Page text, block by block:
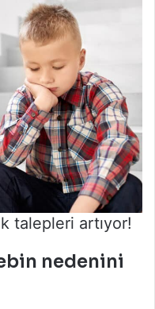
talepleri artıyor!
nedenini